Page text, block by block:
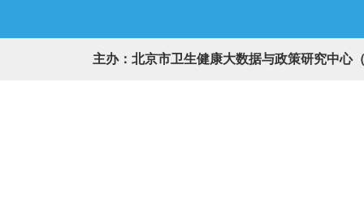
主办：北京市卫生健康大数据与政策研究中心